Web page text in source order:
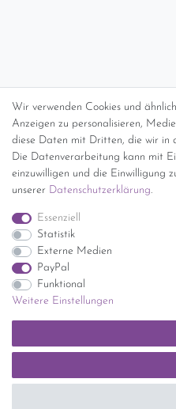
Wir verwenden Cookies und
Anzeigen zu personalisieren,
diese Daten mit Dritten, die wir in
Die Datenverarbeitung kann mit
einzuwilligen und die Einwilligung
unserer Daten­schutz­erklärung.
Essenziell
Statistik
Externe Medien
PayPal
Funktional
Weitere Einstellungen